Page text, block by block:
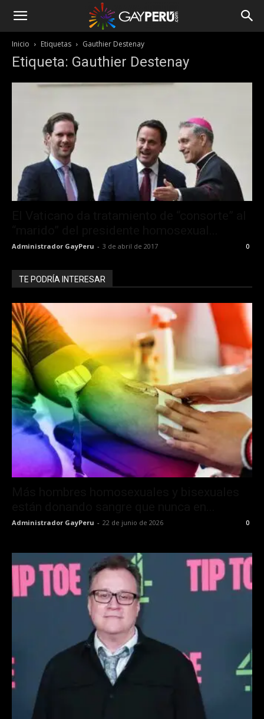
Inicio Etiquetas Gauthier Destenay
Etiqueta: Gauthier Destenay
Administrador GayPeru - 3 de abril de 2017 0
TE PODRÍA INTERESAR
Administrador GayPeru - 22 de junio de 2026 0